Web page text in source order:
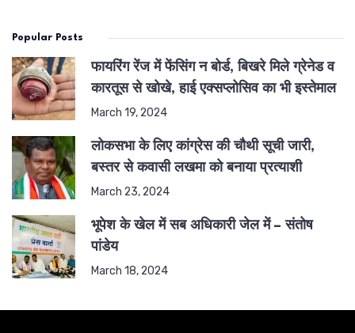
Popular Posts
फायरिंग रेंज में फेंसिंग न बोर्ड, बिखरे मिले ग्रेनेड व
कारतूस से खोखे, हाई एक्सप्लोसिव का भी इस्तेमाल
March 19, 2024
लोकसभा के लिए कांग्रेस की चौथी सूची जारी,
बस्तर से कवासी लखमा को बनाया प्रत्याशी
March 23, 2024
भूपेश के खेल में सब अधिकारी जेल में – संतोष
पांडेय
March 18, 2024